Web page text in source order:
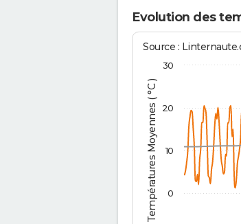
Evolution des
Températures Moyennes ( °C )
Source :
0
10
20
30